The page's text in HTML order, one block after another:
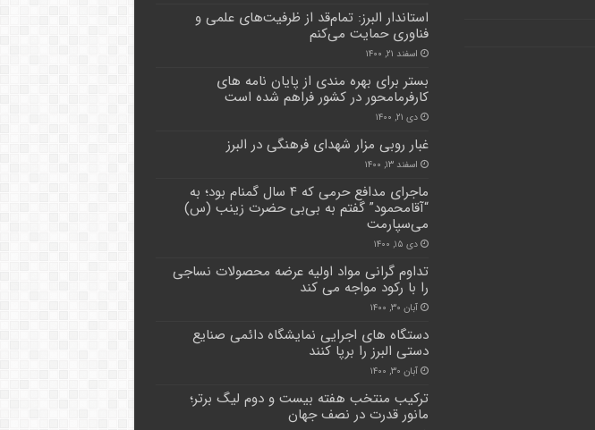
استاندار البرز: تمام‌قد از ظرفیت‌های علمی و
فناوری حمایت می‌کنم
اسفند ۲۱, ۱۴۰۰
بستر برای بهره مندی از پایان نامه های
کارفرمامحور در کشور فراهم شده است
دی ۲۱, ۱۴۰۰
غبار روبی مزار شهدای فرهنگی در البرز
اسفند ۱۳, ۱۴۰۰
ماجرای مدافع حرمی که ۴ سال گمنام بود؛ به
“آقامحمود” گفتم به بی‌بی حضرت زینب (س)
می‌سپارمت
دی ۱۵, ۱۴۰۰
تداوم گرانی مواد اولیه عرضه محصولات نساجی
را با رکود مواجه می کند
آبان ۳۰, ۱۴۰۰
دستگاه های اجرایی نمایشگاه دائمی صنایع
دستی البرز را برپا کنند
آبان ۳۰, ۱۴۰۰
ترکیب منتخب هفته بیست و دوم لیگ برتر؛
مانور قدرت در نصف جهان